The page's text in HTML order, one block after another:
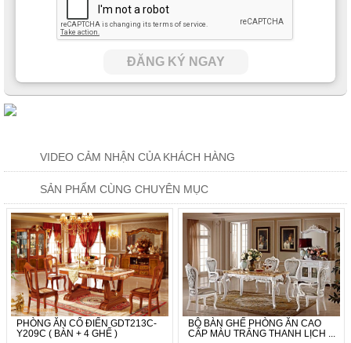
ĐĂNG KÝ NGAY
VIDEO CẢM NHẬN CỦA KHÁCH HÀNG
SẢN PHẨM CÙNG CHUYÊN MỤC
PHÒNG ĂN CỔ ĐIỂN GDT213C-
Y209C ( BÀN + 4 GHẾ )
BỘ BÀN GHẾ PHÒNG ĂN CAO
CẤP MÀU TRẮNG THANH LỊCH ...